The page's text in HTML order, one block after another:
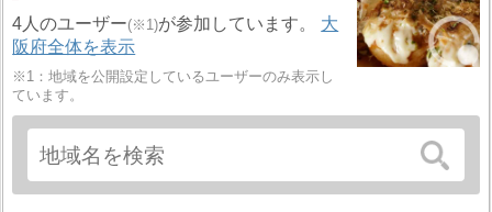
4人のユーザー(※1)が参加しています。 大
阪府全体を表示
※1：地域を公開設定しているユーザーのみ表示し
ています。